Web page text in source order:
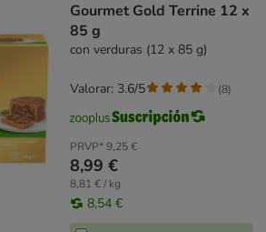
Gourmet Gold Terrine 12 x
85 g
con verduras (12 x 85 g)
PRVP*9,25 €
8,99 €
8,81 € / kg
8,54 €
Valorar: 3.6/5 (8)